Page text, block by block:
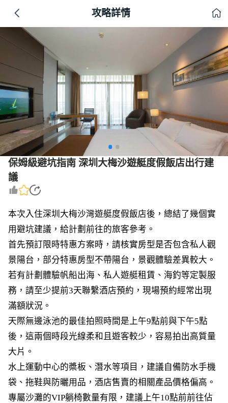
攻略詳情
保姆級避坑指南 深圳大梅沙遊艇度假飯店出行建
議
本次入住深圳大梅沙灣遊艇度假飯店後，總結了幾個實
用避坑建議，給計劃前往的旅客參考。
首先預訂限時特惠方案時，請核實房型是否包含私人觀
景陽台，部分特惠房型不帶陽台，景觀體驗差異較大。
若有計劃體驗帆船出海、私人遊艇租賃、海釣等定製服
務，請至少提前3天聯繫酒店預約，現場預約經常出現
滿額狀況。
天際無邊泳池的最佳拍照時間是上午9點前與下午5點
後，這兩個時段光線柔和且遊客較少，容易拍出高質量
大片。
水上運動中心的槳板、潛水等項目，建議自備防水手機
袋、拖鞋與防曬用品，酒店售賣的相關產品價格偏高。
專屬沙灘的VIP躺椅數量有限，建議上午10點前前往佔